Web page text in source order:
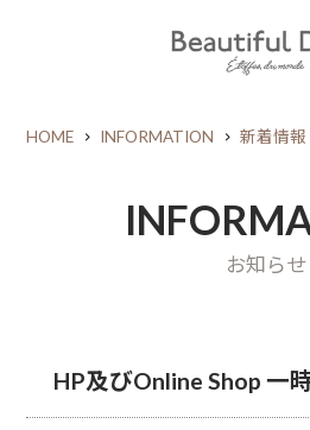
HOME INFORMATION 新着情報
お知らせ
HP及びOnline Shop 一